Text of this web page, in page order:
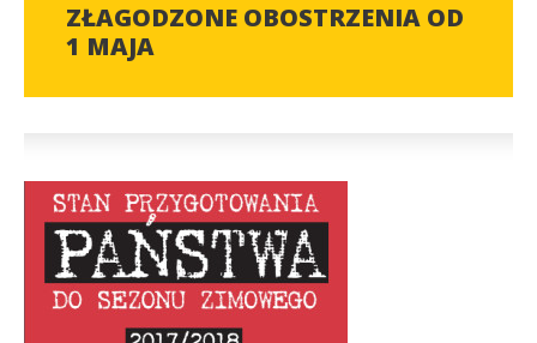
ZŁAGODZONE OBOSTRZENIA OD
1 MAJA